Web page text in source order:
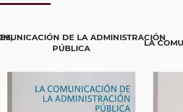
DE LA ADMINISTRACIÓN
PÚBLICA
LA